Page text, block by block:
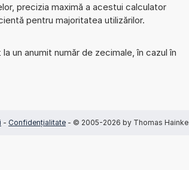
precizia maximă a acestui calculator
pentru majoritatea utilizărilor.
un anumit număr de zecimale, în cazul în
- Confidențialitate - © 2005-2026 by Thomas Hainke